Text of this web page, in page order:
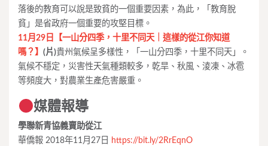
落後的教育可以說是致貧的一個重要因素，為此，「教育脫
貧」是省政府一個重要的攻堅目標。
11月29日【一山分四季，十里不同天｜這樣的從江你知道
嗎？】 (片)貴州氣候呈多樣性，「一山分四季，十里不同天」。
氣候不穩定，災害性天氣種類較多，乾旱、秋風、淩凍、冰雹
等頻度大，對農業生產危害嚴重。
媒體報導
學聯新青協義賣助從江
華僑報 2018年11月27日 https://bit.ly/2RrEqnO